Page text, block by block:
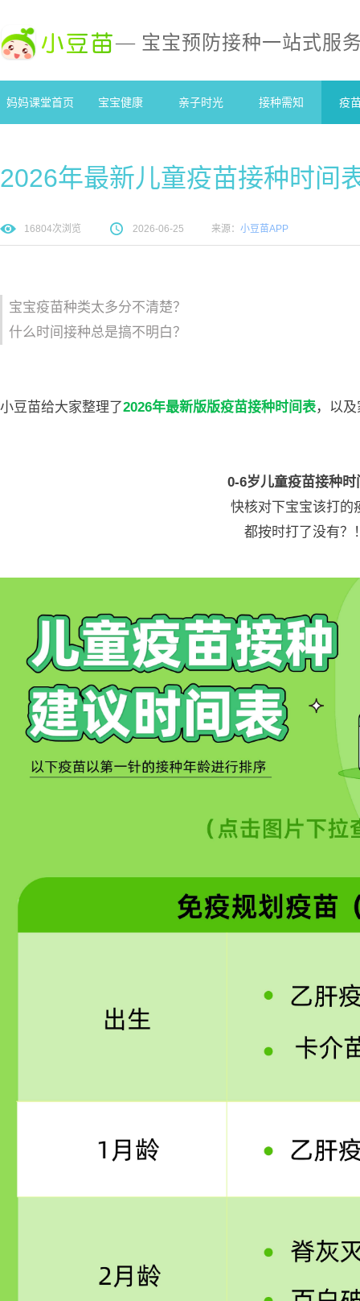
— 宝宝预防接种一站式服
妈妈课堂首页 宝宝健康 亲子时光 接种需知 疫
2026年最新儿童疫苗接种时间
16804次浏览 2026-06-25 来源： 小豆苗APP
宝宝疫苗种类太多分不清楚？
什么时间接种总是搞不明白？
小豆苗给大家整理了2026年最新版版疫苗接种时间表，以
0-6岁儿童疫苗接种时
快核对下宝宝该打的
都按时打了没有？